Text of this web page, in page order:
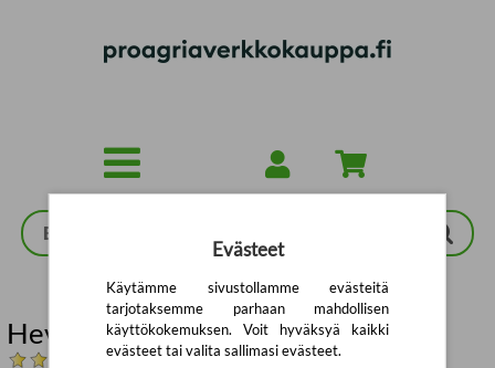
Hevoshavaintoja
(Arvostelut: 6)
Evästeet
Käytämme sivustollamme evästeitä
tarjotaksemme parhaan mahdollisen
käyttökokemuksen. Voit hyväksyä kaikki
evästeet tai valita sallimasi evästeet.